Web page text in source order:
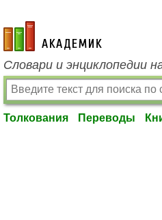
academic.ru
Словари и энциклопедии
Толкования Переводы